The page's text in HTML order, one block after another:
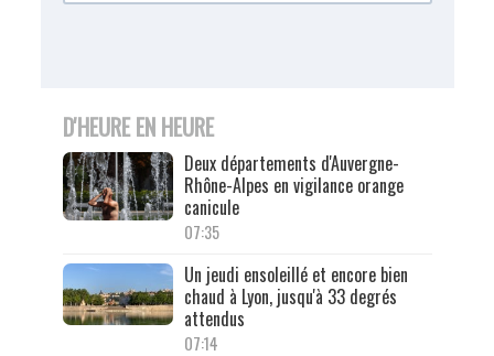
D'HEURE EN HEURE
Deux départements d'Auvergne-
Rhône-Alpes en vigilance orange
canicule
07:35
Un jeudi ensoleillé et encore bien
chaud à Lyon, jusqu'à 33 degrés
attendus
07:14